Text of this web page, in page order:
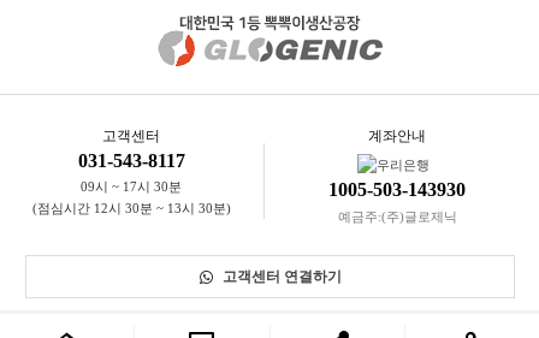
고객센터
031-543-8117
09시 ~ 17시 30분
(점심시간 12시 30분 ~ 13시 30분)
계좌안내
1005-503-143930
예금주:(주)글로제닉
고객센터 연결하기